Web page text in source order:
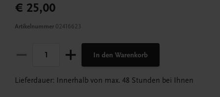
€ 25,00
Artikelnummer 02416623
In den Warenkorb
Lieferdauer: Innerhalb von max. 48 Stunden bei Ihnen